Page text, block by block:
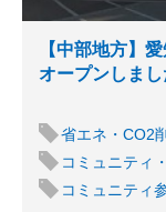
【中部地方】
オープンしまし
省エネ・CO2
コミュニティ
コミュニティ